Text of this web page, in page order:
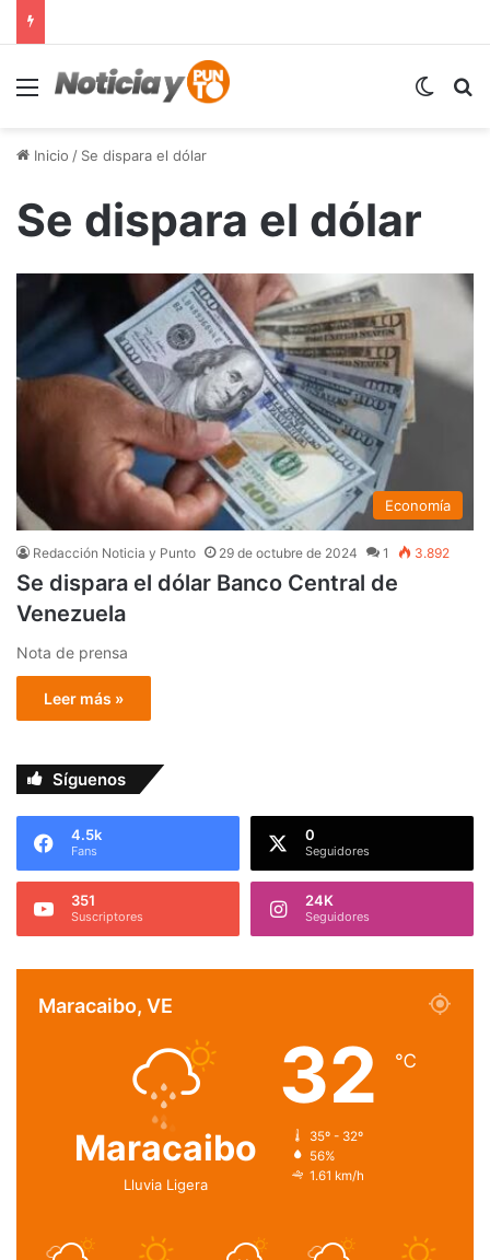
Menú
Inicio / Se dispara el dólar
Se dispara el dólar
Economía
Redacción Noticia y Punto 29 de octubre de 2024 1 3.892
Se dispara el dólar Banco Central de
Venezuela
Nota de prensa
Leer más »
Síguenos
4.5k
Fans
0
Seguidores
351
Suscriptores
24K
Seguidores
Maracaibo, VE
Maracaibo
Lluvia Ligera
32 ℃
35º - 32º
56%
1.61 km/h